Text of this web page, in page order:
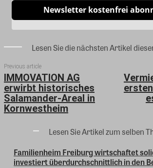
Newsletter kostenfrei
Lesen Sie die nächsten Artikel
Previous article
IMMOVATION AG
erwirbt historisches
Salamander-Areal in
Kornwestheim
Lesen Sie Artikel zum selben
Familienheim Freiburg wirtschaftet
investiert überdurchschnittlich in den